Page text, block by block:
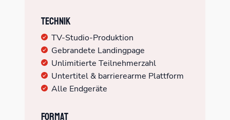
Technik
TV-Studio-Produktion
Gebrandete Landingpage
Unlimitierte Teilnehmerzahl
Untertitel & barrierearme Plattform
Alle Endgeräte
Format